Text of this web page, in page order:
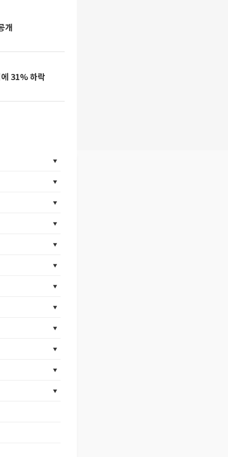
개
31% 하락